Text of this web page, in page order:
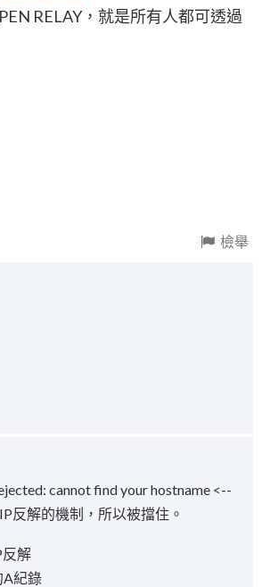
RELAY，就是所有人都可透過
檢舉
cannot find your hostname <--
反解的機制，所以被擋住。
解
A紀錄